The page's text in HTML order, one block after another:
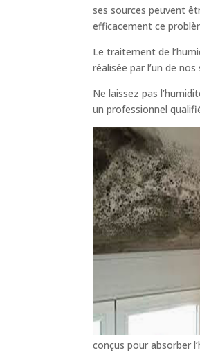
ses sources peuvent
efficacement ce
Le traitement de
réalisée par l’un de
Ne laissez pas
un professionnel
conçus pour absorber